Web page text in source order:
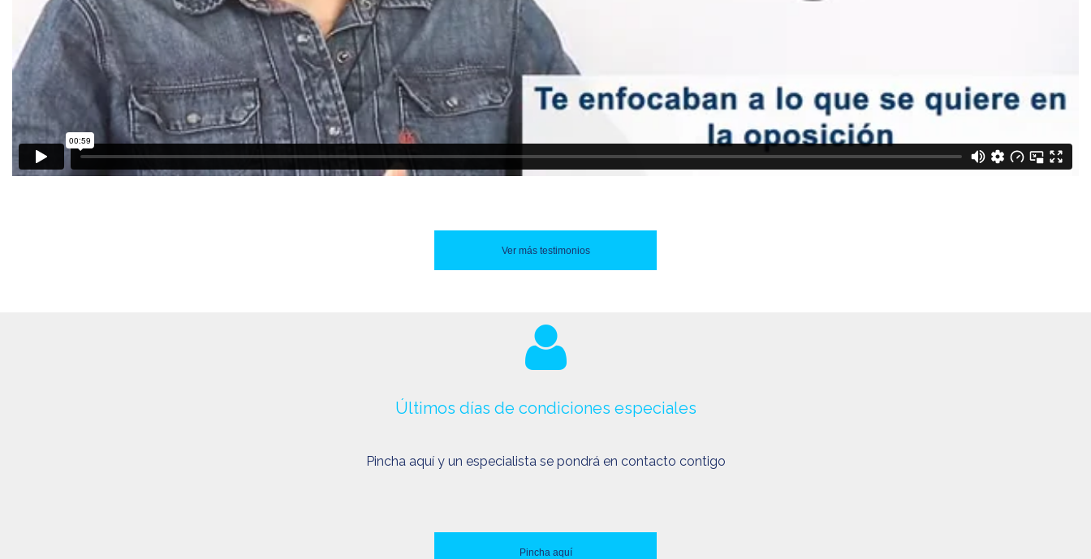
Ver más testimonios
Últimos días de condiciones especiales
Pincha aquí y un especialista se pondrá en contacto contigo
Pincha aquí